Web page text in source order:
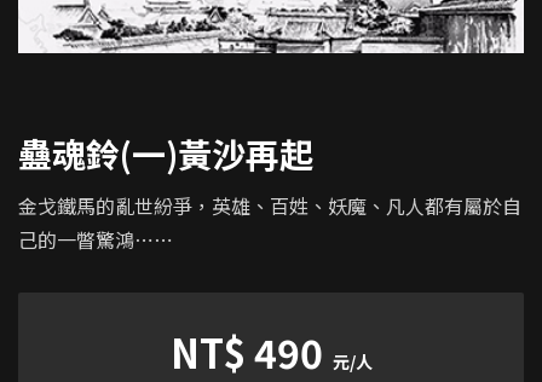
蠱魂鈴(一)黃沙再起
金戈鐵馬的亂世紛爭，英雄、百姓、妖魔、凡人都有屬於自
己的一瞥驚鴻⋯⋯
NT$ 490 元/人